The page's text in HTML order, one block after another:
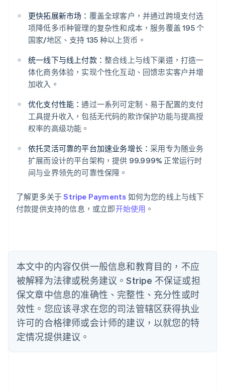
更快拓展新市场： 覆盖全球客户，并通过跨境支付选
项降低多币种管理的复杂性和成本，服务覆盖 195 个
国家/地区、支持 135 种以上货币。
统一线下与线上付款： 整合线上与线下渠道，打造一
体化商务体验，实现个性化互动、回馈忠实客户并增
加收入。
优化支付性能：通过一系列可定制、易于配置的支付
工具提升收入，包括无代码的欺诈保护功能与提高授
权率的高级功能。
依托灵活可靠的平台加速业务增长： 采用专为随业务
扩展而设计的平台架构，提供 99.999% 正常运行时
间与业界领先的可靠性保障。
了解更多关于Stripe Payments 如何为您的线上与线下
付款提供支持的信息，或立即开始使用 。
本文中的内容仅供一般信息和教育目的，不应
被解释为法律或税务建议。Stripe 不保证或担
保文章中信息的准确性、完整性、充分性或时
效性。您应该寻求在您的司法管辖区获得执业
许可的合格律师或会计师的建议，以就您的特
定情况提供建议。
阿联酋
English
English
爱沙尼亚
English
奥地利
澳大利亚
English
巴西
保加利亚
English
比利时
丹麦
English
德国
DeutschEnglish
法国
Français English
芬兰
English Svenska
荷兰